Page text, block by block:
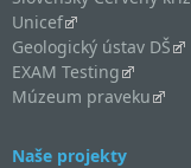
Unicef
Geologický ústav DŠ
EXAM Testing
Múzeum praveku
Naše projekty